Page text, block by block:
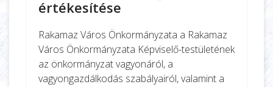
értékesítése
Rakamaz Város Önkormányzata a Rakamaz
Város Önkormányzata Képviselő-testületének
az önkormányzat vagyonáról, a
vagyongazdálkodás szabályairól, valamint a